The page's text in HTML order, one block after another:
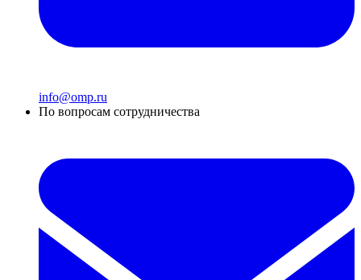
info@omp.ru
По вопросам сотрудничества